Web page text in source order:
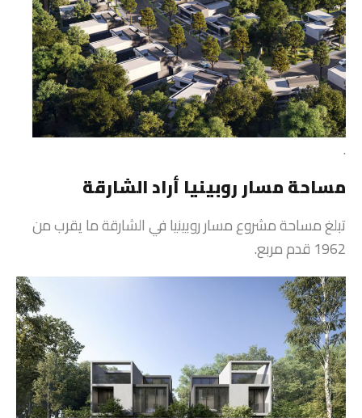
.
مساحة مسار روبينيا أراد الشارقة
تبلغ مساحة مشروع مسار روبينيا في الشارقة ما يقرب من
1962 قدم مربع.